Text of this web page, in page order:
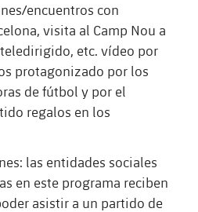
encuentros con
visita al Camp Nou a
etc. vídeo por
protagonizado por los
de fútbol y por el
regalos en los
las entidades sociales
en este programa reciben
asistir a un partido de